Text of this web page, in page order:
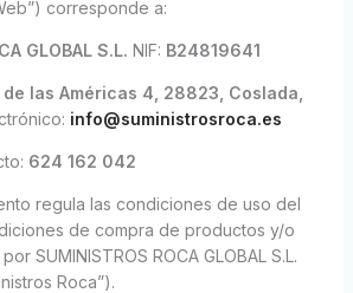
corresponde a:
GLOBAL S.L. NIF: B24819641
de las Américas 4, 28823, Coslada,
info@suministrosroca.es
624 162 042
regula las condiciones de uso del
de compra de productos y/o
SUMINISTROS ROCA GLOBAL S.L.
Roca”).